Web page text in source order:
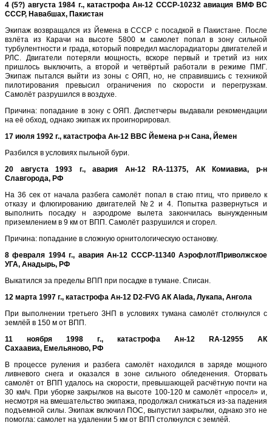
4 (5?) августа 1984 г., катастрофа Ан-12 CCCP-10232 авиация ВМФ ВС
СССР, Навабшах, Пакистан
Экипаж возвращался из Йемена в СССР с посадкой в Пакистане. После
взлёта из Карачи на высоте 5800 м самолет попал в зону сильной
турбулентности и града, который повредил маслорадиаторы двигателей и
РЛС. Двигатели потеряли мощность, вскоре первый и третий из них
пришлось выключить, а второй и четвёртый работали в режиме ПМГ.
Экипаж пытался выйти из зоны с ОЯП, но, не справившись с техникой
пилотирования превысил ограничения по скорости и перегрузкам.
Самолёт разрушился в воздухе.
Причина: попадание в зону с ОЯП. Диспетчеры выдавали рекомендации
на её обход, однако экипаж их проигнорировал.
17 июля 1992 г., катастрофа Ан-12 ВВС Йемена р-н Сана, Йемен
Разбился в условиях пыльной бури.
20 августа 1993 г., авария Ан-12 RA-11375, АК Комиавиа, р-н
Славгорода, РФ
На 36 сек от начала разбега самолёт попал в стаю птиц, что привело к
отказу и флюгированию двигателей №2 и 4. Попытка развернуться и
выполнить посадку н аэродроме вылета закончилась вынужденным
приземлением в 9 км от ВПП. Самолёт разрушился и сгорел.
Причина: попадание в сложную орнитологическую остановку.
8 февраля 1994 г., авария Ан-12 CCCP-11340 Аэрофлот/Приволжское
УГА, Анадырь, РФ
Выкатился за пределы ВПП при посадке в тумане. Списан.
12 марта 1997 г., катастрофа Ан-12 D2-FVG АК Alada, Лукапа, Ангола
При выполнении третьего ЗНП в условиях тумана самолёт столкнулся с
землёй в 150 м от ВПП.
11 ноября 1998 г., катастрофа Ан-12 RA-12955 АК
Сахаавиа, Емельяново, РФ
В процессе руления и разбега самолёт находился в заряде мощного
ливневого снега и оказался в зоне сильного обледенения. Оторвать
самолёт от ВПП удалось на скорости, превышающей расчётную почти на
30 км/ч. При уборке закрылков на высоте 100-120 м самолёт «просел» и,
несмотря на вмешательство экипажа, продолжал снижаться из-за падения
подъемной силы. Экипаж включил ПОС, выпустил закрылки, однако это не
помогла: самолет на удалении 5 км от ВПП столкнулся с землёй.